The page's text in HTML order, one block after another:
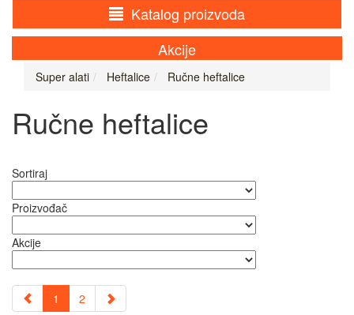
Katalog proizvoda
Akcije
Super alati Heftalice Ručne heftalice
Ručne heftalice
Sortiraj
Proizvođač
Akcije
1 2